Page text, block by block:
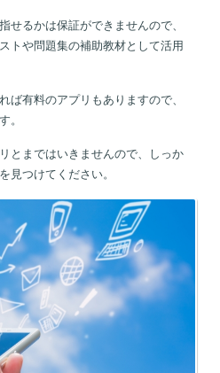
せるかは保証ができませんので、
トや問題集の補助教材として活用
ば有料のアプリもありますので、
。
とまではいきませんので、しっか
見つけてください。